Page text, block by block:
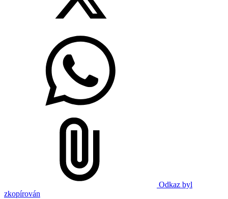
Odkaz byl
zkopírován